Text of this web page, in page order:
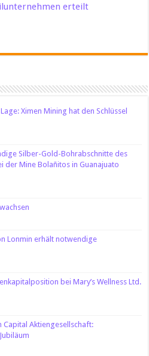
erteilt
Ximen Mining hat den Schlüssel
Silber-Gold-Bohrabschnitte des
Mine Bolañitos in Guanajuato
Lonmin erhält notwendige
bei Mary’s Wellness Ltd.
Capital Aktiengesellschaft: